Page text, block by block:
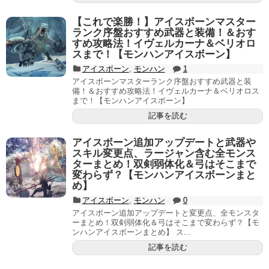
【これで楽勝！】アイスボーンマスター
ランク序盤おすすめ武器と装備！＆おす
すめ攻略法！イヴェルカーナ＆ベリオロ
スまで！【モンハンアイスボーン】
アイスボーン モンハン
1
アイスボーンマスターランク序盤おすすめ武器と装
備！＆おすすめ攻略法！イヴェルカーナ＆ベリオロス
まで！【モンハンアイスボーン】
記事を読む
アイスボーン追加アップデートと武器や
スキル変更点、ラージャン含む全モンス
ターまとめ！双剣弱体化＆弓はそこまで
変わらず？【モンハンアイスボーンまと
め】
アイスボーン モンハン
0
アイスボーン追加アップデートと変更点、全モンスタ
ーまとめ！双剣弱体化＆弓はそこまで変わらず？【モ
ンハンアイスボーンまとめ】 ス...
記事を読む